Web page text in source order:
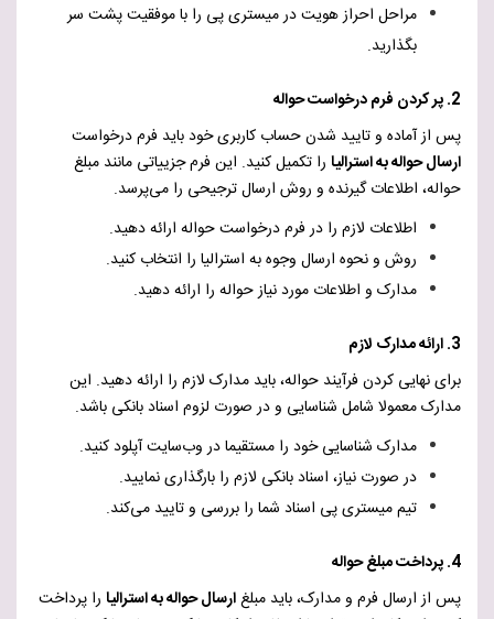
مراحل احراز هویت در میستری پی را با موفقیت پشت سر
بگذارید.
2. پر کردن فرم درخواست حواله
پس از آماده و تایید شدن حساب کاربری خود باید فرم درخواست
ارسال حواله به استرالیا را تکمیل کنید. این فرم جزییاتی مانند مبلغ
حواله، اطلاعات گیرنده و روش ارسال ترجیحی را می‌پرسد.
اطلاعات لازم را در فرم درخواست حواله ارائه دهید.
روش و نحوه ارسال وجوه به استرالیا را انتخاب کنید.
مدارک و اطلاعات مورد نیاز حواله را ارائه دهید.
3. ارائه مدارک لازم
برای نهایی کردن فرآیند حواله، باید مدارک لازم را ارائه دهید. این
مدارک معمولا شامل شناسایی و در صورت لزوم اسناد بانکی باشد.
مدارک شناسایی خود را مستقیما در وب‌سایت آپلود کنید.
در صورت نیاز، اسناد بانکی لازم را بارگذاری نمایید.
تیم میستری پی اسناد شما را بررسی و تایید می‌کند.
4. پرداخت مبلغ حواله
پس از ارسال فرم و مدارک، باید مبلغارسال حواله به استرالیا را پرداخت